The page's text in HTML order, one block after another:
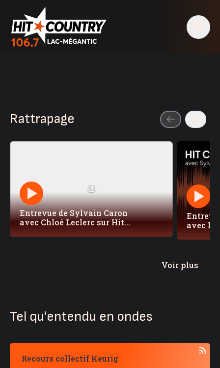
Rattrapage
Entrevue de Sylvain Caron
avec Chloé Leclerc sur Hit
avec
Voir plus
Tel qu'entendu en ondes
Recours collectif Keurig